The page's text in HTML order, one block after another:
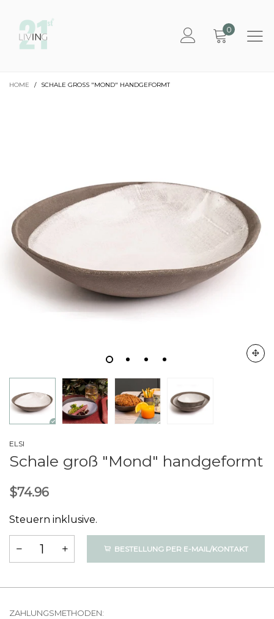
0
HOME / SCHALE GROSS "MOND" HANDGEFORMT
ELSI
Schale groß "Mond" handgeformt
$74.96
Steuern inklusive.
BESTELLUNG PER E-MAIL/KONTAKT
ZAHLUNGSMETHODEN: